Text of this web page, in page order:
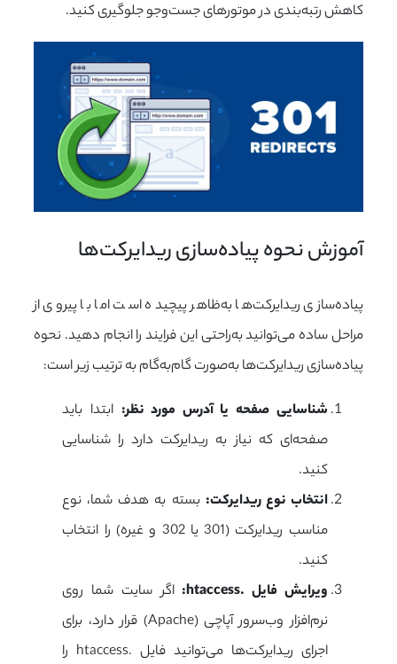
کاهش رتبه‌بندی در موتورهای جست‌وجو جلوگیری کنید.
آموزش نحوه پیاده‌سازی ریدایرکت‌ها
پیاده‌سازی ریدایرکت‌ها به‌ظاهر پیچیده است اما با پیروی از
مراحل ساده می‌توانید به‌راحتی این فرایند را انجام دهید. نحوه
پیاده‌سازی ریدایرکت‌ها به‌صورت گام‌به‌گام به ترتیب زیر است:
شناسایی صفحه یا آدرس مورد نظر: ابتدا باید
صفحه‌ای که نیاز به ریدایرکت دارد را شناسایی
کنید.
انتخاب نوع ریدایرکت: بسته به هدف شما، نوع
مناسب ریدایرکت (301 یا 302 و غیره) را انتخاب
کنید.
ویرایش فایل .htaccess:
اگر سایت شما روی
نرم‌افزار وب‌سرور آپاچی (Apache) قرار دارد، برای
اجرای ریدایرکت‌ها می‌توانید فایل .htaccess را